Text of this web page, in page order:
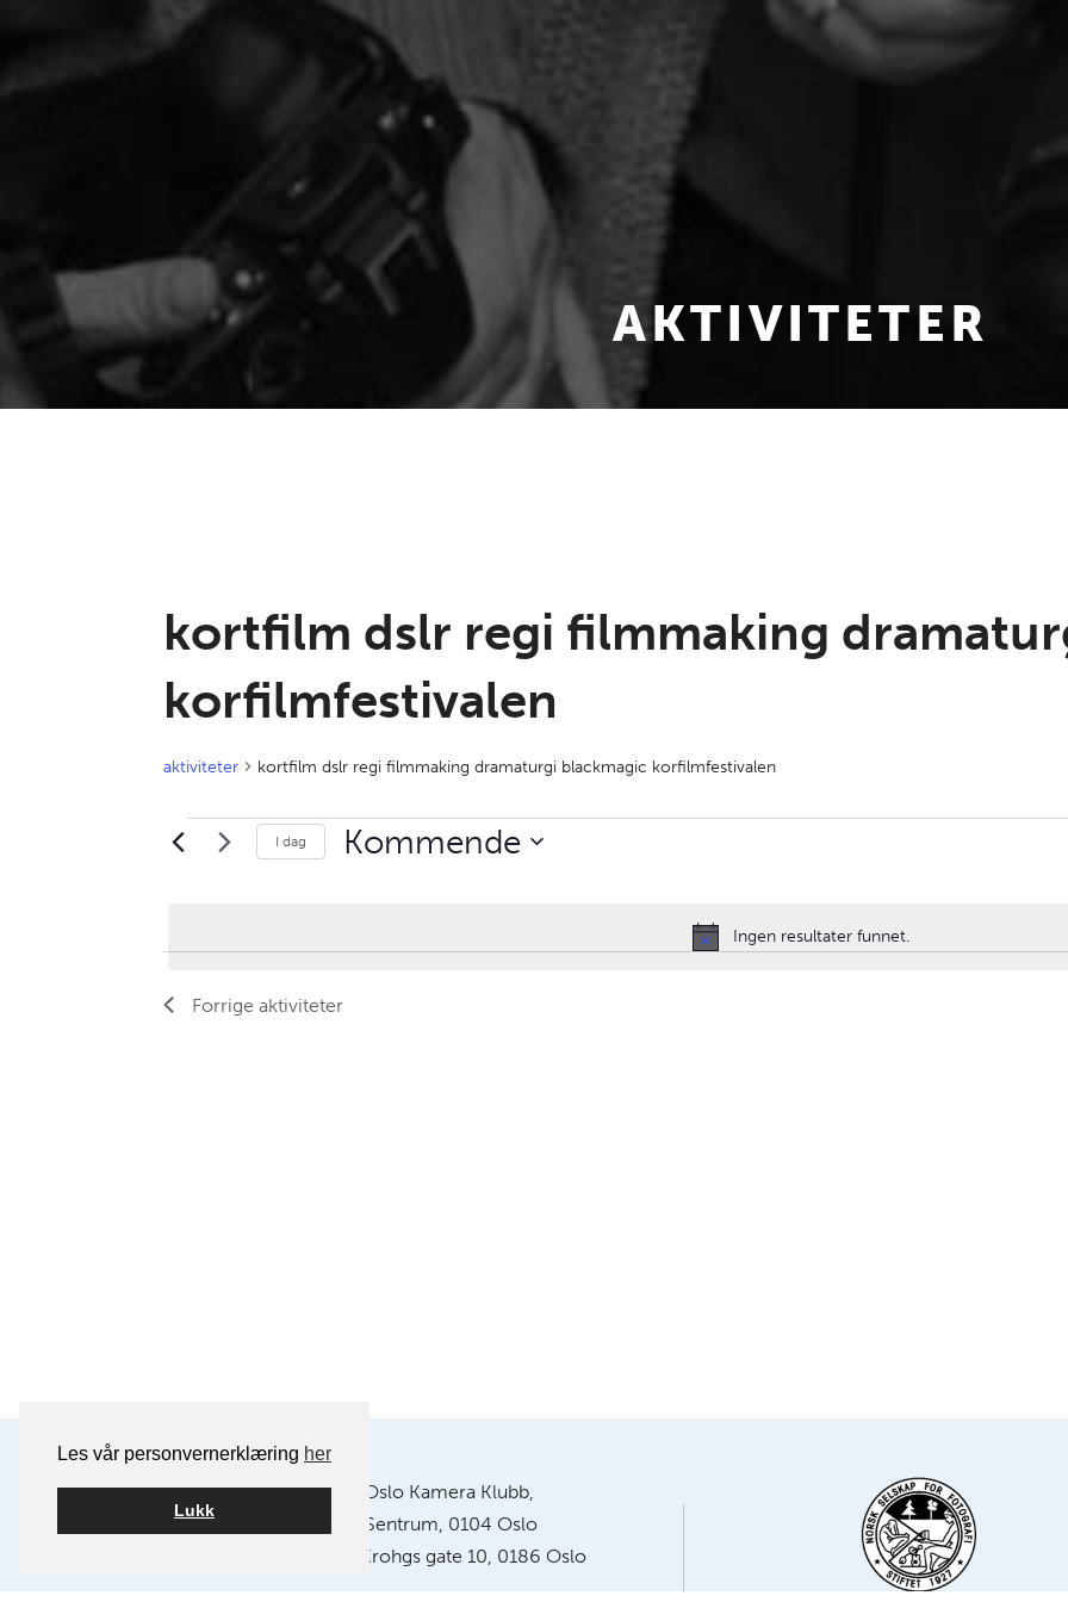
Les vår personvernerklæring her
Lukk
AKTIVITETER
kortfilm dslr regi filmmaking
korfilmfestivalen
aktiviteter kortfilm dslr regi filmmaking dramaturgi blackmagic korfilmfestivalen
aktiviteter
Notice
Ingen resultater funnet.
I dag Kommende
Forrige aktiviteter
Postadresse:
Oslo Kamera Klubb,
Postboks 1121 Sentrum, 0104 Oslo
Chr. Krohgs gate 10, 0186 Oslo